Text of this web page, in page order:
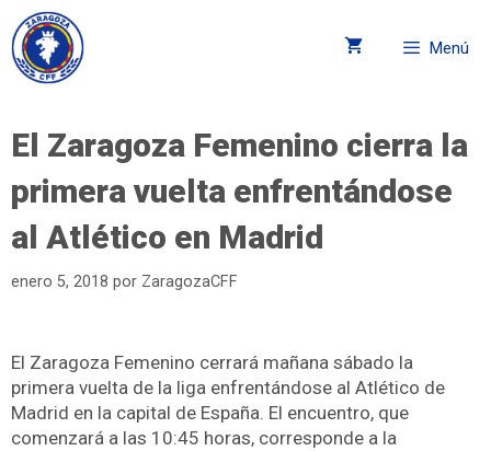
Menú
El Zaragoza Femenino cierra la
primera vuelta enfrentándose
al Atlético en Madrid
enero 5, 2018 por ZaragozaCFF
El Zaragoza Femenino cerrará mañana sábado la
primera vuelta de la liga enfrentándose al Atlético de
Madrid en la capital de España. El encuentro, que
comenzará a las 10:45 horas, corresponde a la